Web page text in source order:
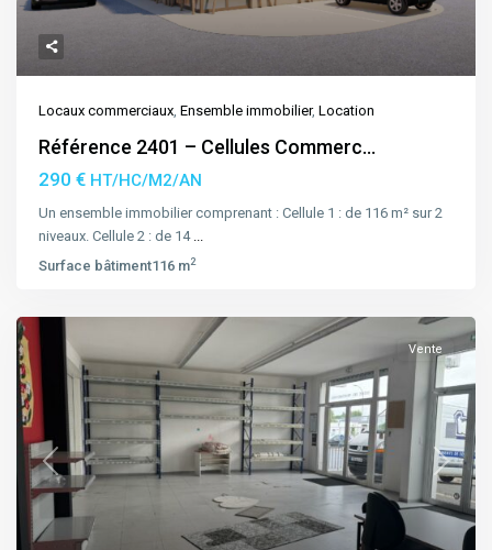
Locaux commerciaux Ensemble immobilier, Location
Référence 2401 – Cellules Commerc...
290 € HT/HC/M2/AN
Un ensemble immobilier comprenant : Cellule 1 : de 116 m² sur 2
niveaux. Cellule 2 : de 14
Surface bâtiment116 m2
Previous Next
Vente